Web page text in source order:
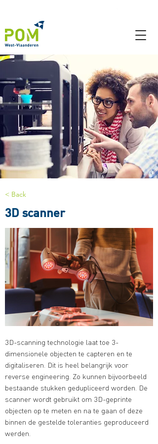
< Back
3D scanner
3D-scanning technologie laat toe 3-
dimensionele objecten te capteren en te
digitaliseren. Dit is heel belangrijk voor
reverse engineering. Zo kunnen bijvoorbeeld
bestaande stukken gedupliceerd worden. De
scanner wordt gebruikt om 3D-geprinte
objecten op te meten en na te gaan of deze
binnen de gestelde toleranties geproduceerd
werden.